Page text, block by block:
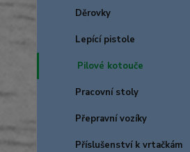
Děrovky
Lepící pistole
Pilové kotouče
Pracovní stoly
Přepravní vozíky
Příslušenství k vrtačkám